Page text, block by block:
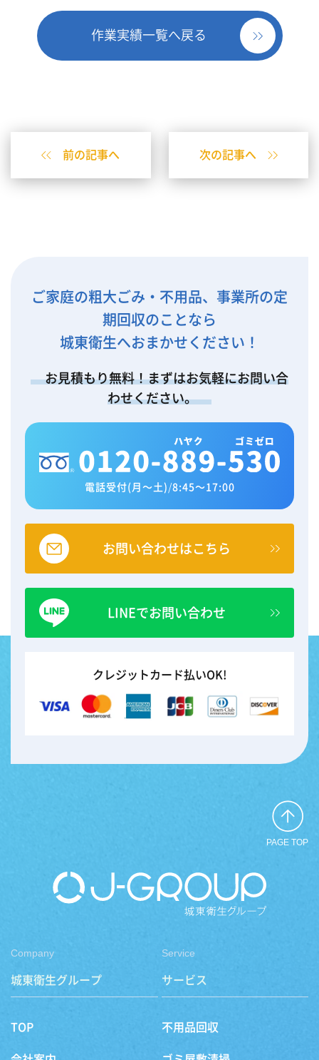
作業実績一覧へ戻る
前の記事へ 次の記事へ
ご家庭の粗大ごみ・不用品、事業所の定
期回収のことなら
城東衛生へおまかせください！
お見積もり無料！まずはお気軽にお問い合
わせください。
電話受付(月～土) /8:45～17:00
お問い合わせはこちら
LINEでお問い合わせ
クレジットカード払いOK!
PAGE TOP
Company
城東衛生グループ
TOP
Service
サービス
不用品回収